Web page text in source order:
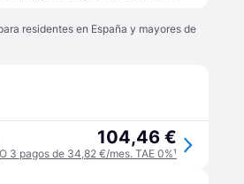
residentes en España y mayores de
104,46 €
O 3 pagos de 34,82 €/mes. TAE 0%¹